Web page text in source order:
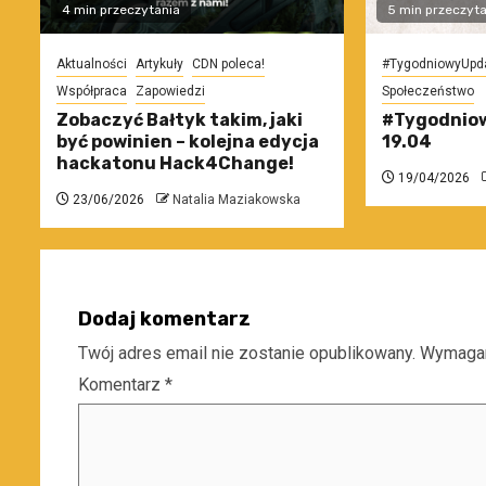
4 min przeczytania
Aktualności Artykuły CDN poleca!
Współpraca
Zapowiedzi
Zobaczyć Bałtyk takim, jaki
być powinien – kolejna edycja
hackatonu Hack4Change!
23/06/2026 Natalia Maziakowska
5 min
Społeczeństwo
19.04
19/04/2026
Dodaj komentarz
Twój adres email nie zostanie opublikowany.
Komentarz *